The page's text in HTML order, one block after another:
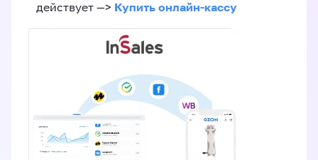
действует —> Купить онлайн-кассу